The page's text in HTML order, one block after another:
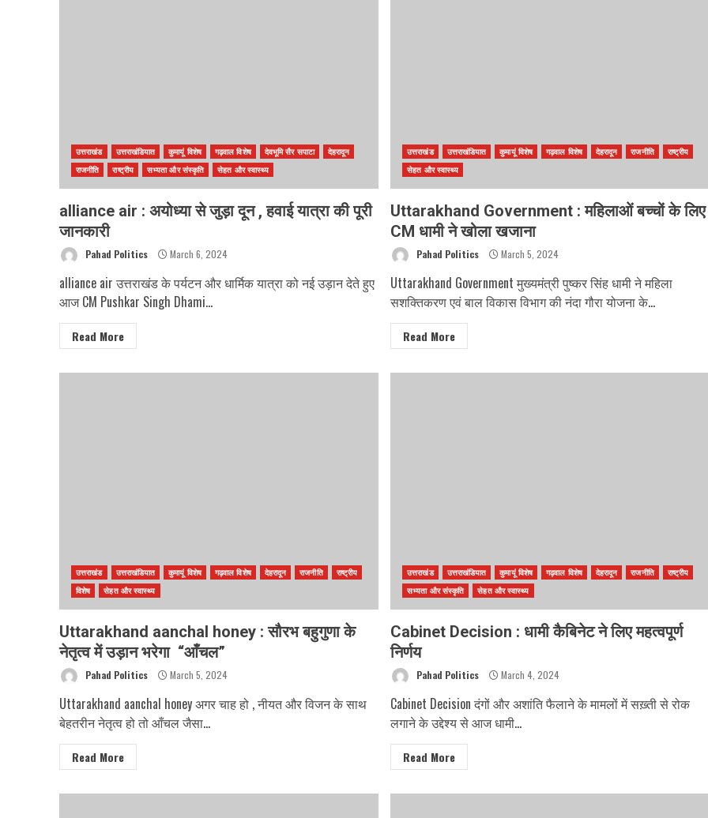
उत्तराखंड उत्तराखंडियात कुमायूं विशेष गढ़वाल विशेष देवभूमि सैर सपाटा
देहरादून
राजनीति
राष्ट्रीय सभ्यता और संस्कृति सेहत और स्वास्थ्य
alliance air : अयोध्या से जुड़ा दून , हवाई यात्रा की पूरी
जानकारी
Pahad Politics March 6, 2024
alliance air उत्तराखंड के पर्यटन और धार्मिक यात्रा को नई उड़ान देते हुए
आज CM Pushkar Singh Dhami...
Read More
उत्तराखंड उत्तराखंडियात कुमायूं विशेष गढ़वाल विशेष देहरादून राजनीति
राष्ट्रीय
सेहत और स्वास्थ्य
Uttarakhand Government : महिलाओं बच्चों के लिए
CM धामी ने खोला खजाना
Pahad Politics March 5, 2024
Uttarakhand Government मुख्यमंत्री पुष्कर सिंह धामी ने महिला
सशक्तिकरण एवं बाल विकास विभाग की नंदा गौरा योजना के...
Read More
उत्तराखंड उत्तराखंडियात कुमायूं विशेष गढ़वाल विशेष देहरादून राजनीति
राष्ट्रीय
विशेष
सेहत और स्वास्थ्य
Uttarakhand aanchal honey : सौरभ बहुगुणा के
नेतृत्व में उड़ान भरेगा “आँचल”
Pahad Politics March 5, 2024
Uttarakhand aanchal honey अगर चाह हो , नीयत और विजन के साथ
बेहतरीन नेतृत्व हो तो आँचल जैसा...
Read More
उत्तराखंड उत्तराखंडियात कुमायूं विशेष गढ़वाल विशेष देहरादून राजनीति
राष्ट्रीय
सभ्यता और संस्कृति
सेहत और स्वास्थ्य
Cabinet Decision : धामी कैबिनेट ने लिए महत्वपूर्ण
निर्णय
Pahad Politics March 4, 2024
Cabinet Decision दंगों और अशांति फैलाने के मामलों में सख़्ती से रोक
लगाने के उद्देश्य से आज धामी...
Read More